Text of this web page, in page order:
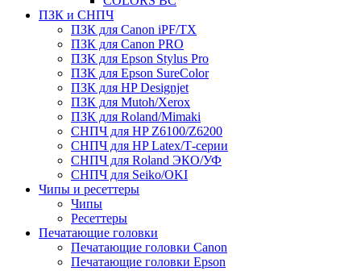
ПЗК и СНПЧ
ПЗК для Canon iPF/TX
ПЗК для Canon PRO
ПЗК для Epson Stylus Pro
ПЗК для Epson SureColor
ПЗК для HP Designjet
ПЗК для Mutoh/Xerox
ПЗК для Roland/Mimaki
СНПЧ для HP Z6100/Z6200
СНПЧ для HP Latex/Т-cерии
СНПЧ для Roland ЭКО/УФ
СНПЧ для Seiko/OKI
Чипы и ресеттеры
Чипы
Ресеттеры
Печатающие головки
Печатающие головки Canon
Печатающие головки Epson